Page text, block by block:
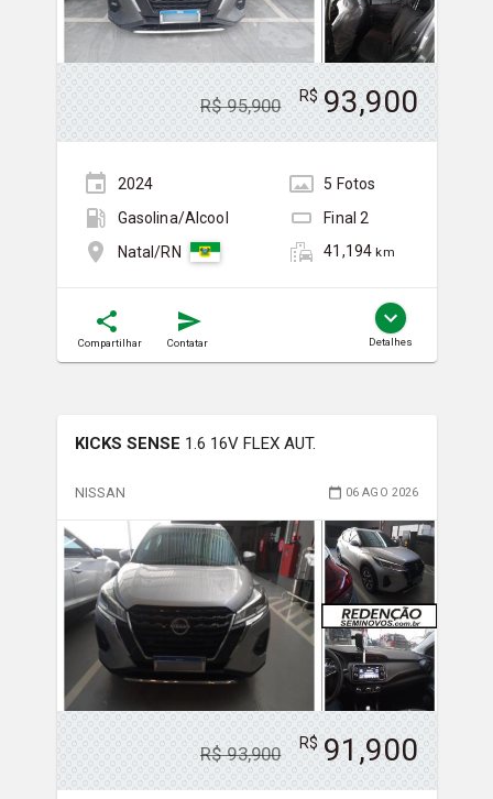
R$95,900 R$ 93,900
2024 5 Fotos
Gasolina/Álcool
Final2
Natal/RN
41,194 km
Compartilhar Contatar Detalhes
KICKS SENSE 1.6 16V FLEX AUT.
NISSAN 06 AGO 2026
R$93,900 R$ 91,900